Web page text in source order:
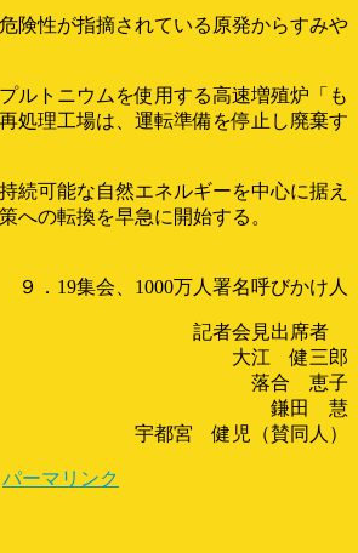
険性が指摘されている原発からすみや
ルトニウムを使用する高速増殖炉「も
処理工場は、運転準備を停止し廃棄す
続可能な自然エネルギーを中心に据え
への転換を早急に開始する。
９．19集会、1000万人署名呼びかけ人
記者会見出席者
大江 健三郎
落合 恵子
鎌田 慧
宇都宮 健児（賛同人）
パーマリンク